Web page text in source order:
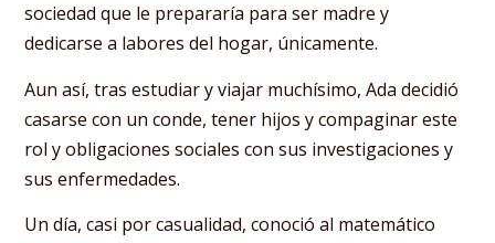
sociedad que le prepararía para ser madre y
dedicarse a labores del hogar, únicamente.
Aun así, tras estudiar y viajar muchísimo, Ada decidió
casarse con un conde, tener hijos y compaginar este
rol y obligaciones sociales con sus investigaciones y
sus enfermedades.
Un día, casi por casualidad, conoció al matemático